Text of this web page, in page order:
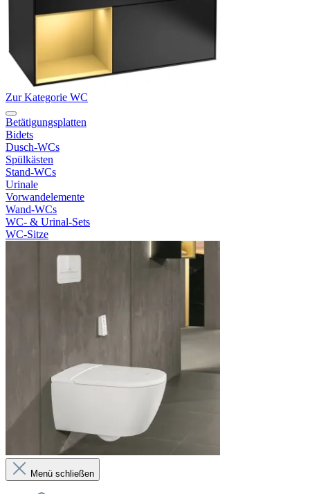
Zur Kategorie WC
Betätigungsplatten
Bidets
Dusch-WCs
Spülkästen
Stand-WCs
Urinale
Vorwandelemente
Wand-WCs
WC- & Urinal-Sets
WC-Sitze
Menü schließen